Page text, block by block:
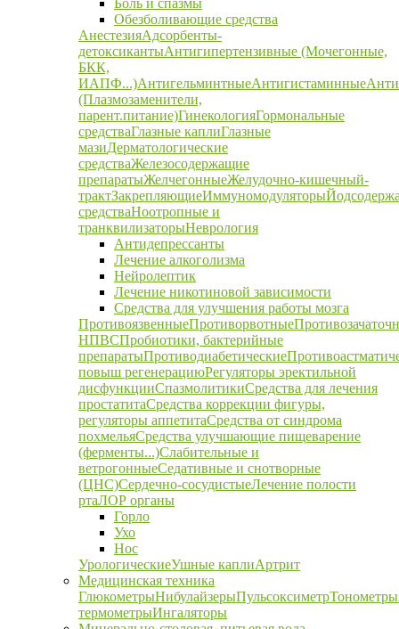
Боль и спазмы
Обезболивающие средства
АнестезияАдсорбенты-
детоксикантыАнтигипертензивные (Мочегонные,
БКК,
ИАПФ...)АнтигельминтныеАнтигистаминные
(Плазмозаменители,
парент.питание)ГинекологияГормональные
средстваГлазные каплиГлазные
мазиДерматологические
средстваЖелезосодержащие
препаратыЖелчегонныеЖелудочно-кишечный-
трактЗакрепляющиеИммуномодуляторы
средстваНоотропные и
транквилизаторыНеврология
Антидепрессанты
Лечение алкоголизма
Нейролептик
Лечение никотиновой зависимости
Средства для улучшения работы мозга
ПротивоязвенныеПротиворвотные
НПВСПробиотики, бактерийные
препаратыПротиводиабетические
повыш регенерациюРегуляторы эректильной
дисфункцииСпазмолитикиСредства для лечения
простатитаСредства коррекции фигуры,
регуляторы аппетитаСредства от синдрома
похмельяСредства улучшающие пищеварение
(ферменты...)Слабительные и
ветрогонныеСедативные и снотворные
(ЦНС)Сердечно-сосудистыеЛечение полости
ртаЛОР органы
Горло
Ухо
Нос
УрологическиеУшные каплиАртрит
Медицинская техника
ГлюкометрыНибулайзерыПульсоксиметрТонометры
термометрыИнгаляторы